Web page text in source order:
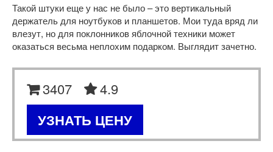
Такой штуки еще у нас не было – это вертикальный
держатель для ноутбуков и планшетов. Мои туда вряд ли
влезут, но для поклонников яблочной техники может
оказаться весьма неплохим подарком. Выглядит зачетно.
3407 4.9
УЗНАТЬ ЦЕНУ